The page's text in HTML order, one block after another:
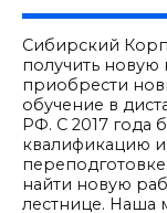
Сибирский
получить
приобрести
обучение в
РФ. С 2017 года
квалификацию
найти новую
лестнице. Наша